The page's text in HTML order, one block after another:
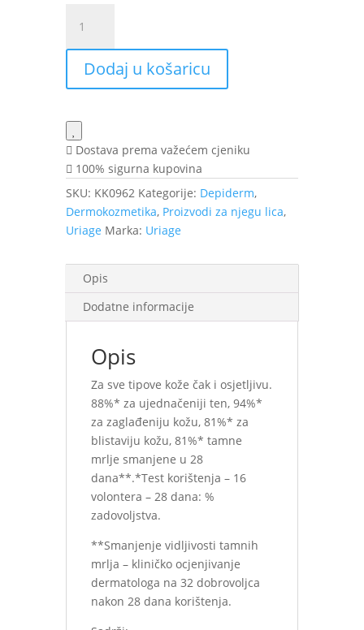
Depiderm
Serum
Booster
30
količina
Dodaj u košaricu
Dostava prema važećem cjeniku
100% sigurna kupovina
SKU: KK0962 Kategorije: Depiderm,
Dermokozmetika, Proizvodi za njegu lica,
Uriage Marka: Uriage
Opis
Dodatne informacije
Opis
Za sve tipove kože čak i osjetljivu.
88%* za ujednačeniji ten, 94%*
za zaglađeniju kožu, 81%* za
blistaviju kožu, 81%* tamne
mrlje smanjene u 28
dana**.*Test korištenja – 16
volontera – 28 dana: %
zadovoljstva.
**Smanjenje vidljivosti tamnih
mrlja – kliničko ocjenjivanje
dermatologa na 32 dobrovoljca
nakon 28 dana korištenja.